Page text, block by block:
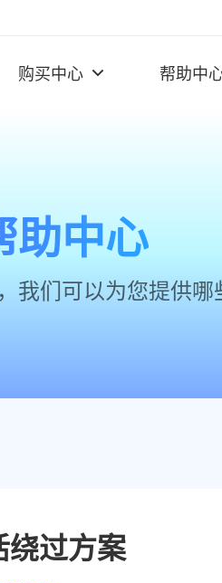
购买中心 帮助中
助中心
我们可以为您提供哪
绕过方案